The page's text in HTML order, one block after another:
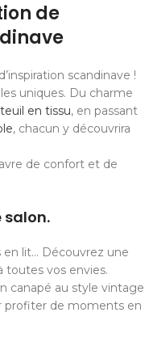
de
scandinave !
uniques. Du charme
en tissu, en passant
, chacun y découvrira
de confort et de
salon.
en lit... Découvrez une
toutes vos envies.
canapé au style vintage
profiter de moments en